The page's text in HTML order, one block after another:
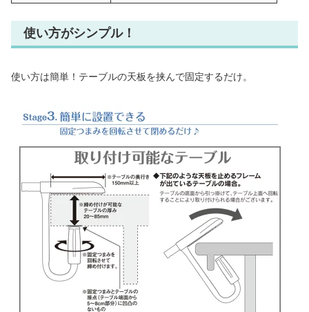
使い方がシンプル！
使い方は簡単！テーブルの天板を挟んで固定するだけ。